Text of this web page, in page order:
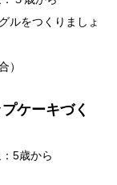
ルをつくりましょ
）
ケーキづく
5歳から